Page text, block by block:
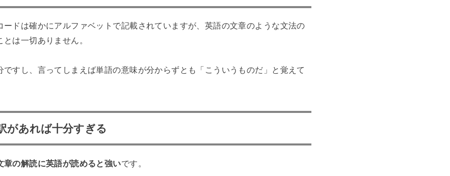
ードは確かにアルファベットで記載されていますが、英語の文章のような文法の
は一切ありません。
すし、言ってしまえば単語の意味が分からずとも「こういうものだ」と覚えて
があれば十分すぎる
章の解読に英語が読めると強いです。